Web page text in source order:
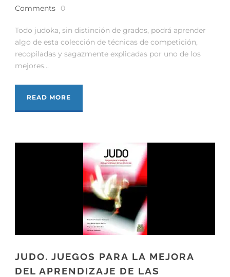
Comments
0
Todo judoka, sin distinción de grados, podrá aprender
algo de esta colección de técnicas de competición,
recopiladas y sagazmente explicadas por uno de los
mejores...
READ MORE
JUDO. JUEGOS PARA LA MEJORA
DEL APRENDIZAJE DE LAS